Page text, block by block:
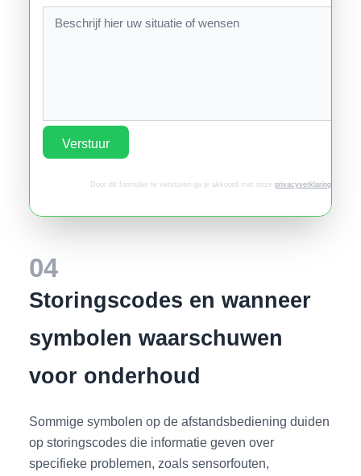
Verstuur
Door dit formulier te versturen ga je akkoord met onze privacyverklaring.
04
Storingscodes en wanneer
symbolen waarschuwen
voor onderhoud
Sommige symbolen op de afstandsbediening duiden
op storingscodes die informatie geven over
specifieke problemen, zoals sensorfouten,